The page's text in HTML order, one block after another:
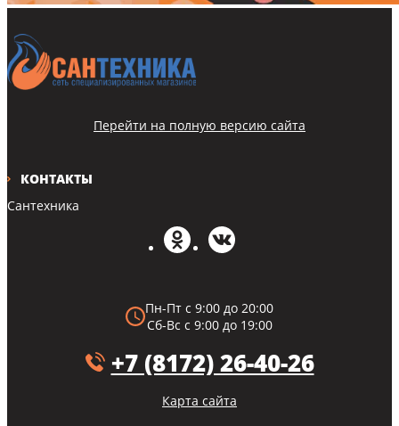
КОНТАКТЫ
Сантехника
Пн-Пт с 9:00 до 20:00
Сб-Вс с 9:00 до 19:00
+7 (8172) 26-40-26
Карта сайта
Перейти на полную версию сайта